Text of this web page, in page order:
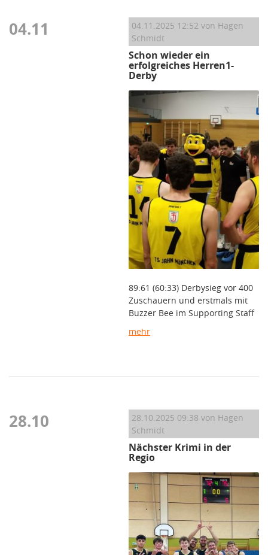
04.11 04.11.2025 12:52 von Hagen
Schmidt
Schon wieder ein
erfolgreiches Herren1-
Derby
89:61 (60:33) Derbysieg vor 400
Zuschauern und erstmals mit
Buzzer Bee im Supporting Staff
mehr
28.10 28.10.2025 09:38 von Hagen
Schmidt
Nächster Krimi in der
Regio